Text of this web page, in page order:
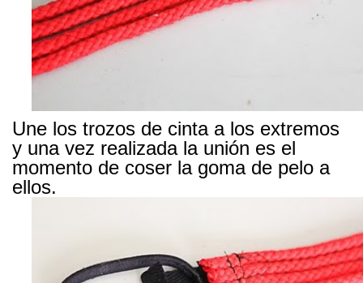
Une los trozos de cinta a los extremos
y una vez realizada la unión es el
momento de coser la goma de pelo a
ellos.